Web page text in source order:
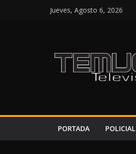
Jueves, Agosto 6, 2026
PORTADA POLICIAL